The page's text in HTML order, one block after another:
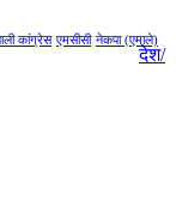
कांग्रेस एमसीसी नेकपा (एमाले)
देश/